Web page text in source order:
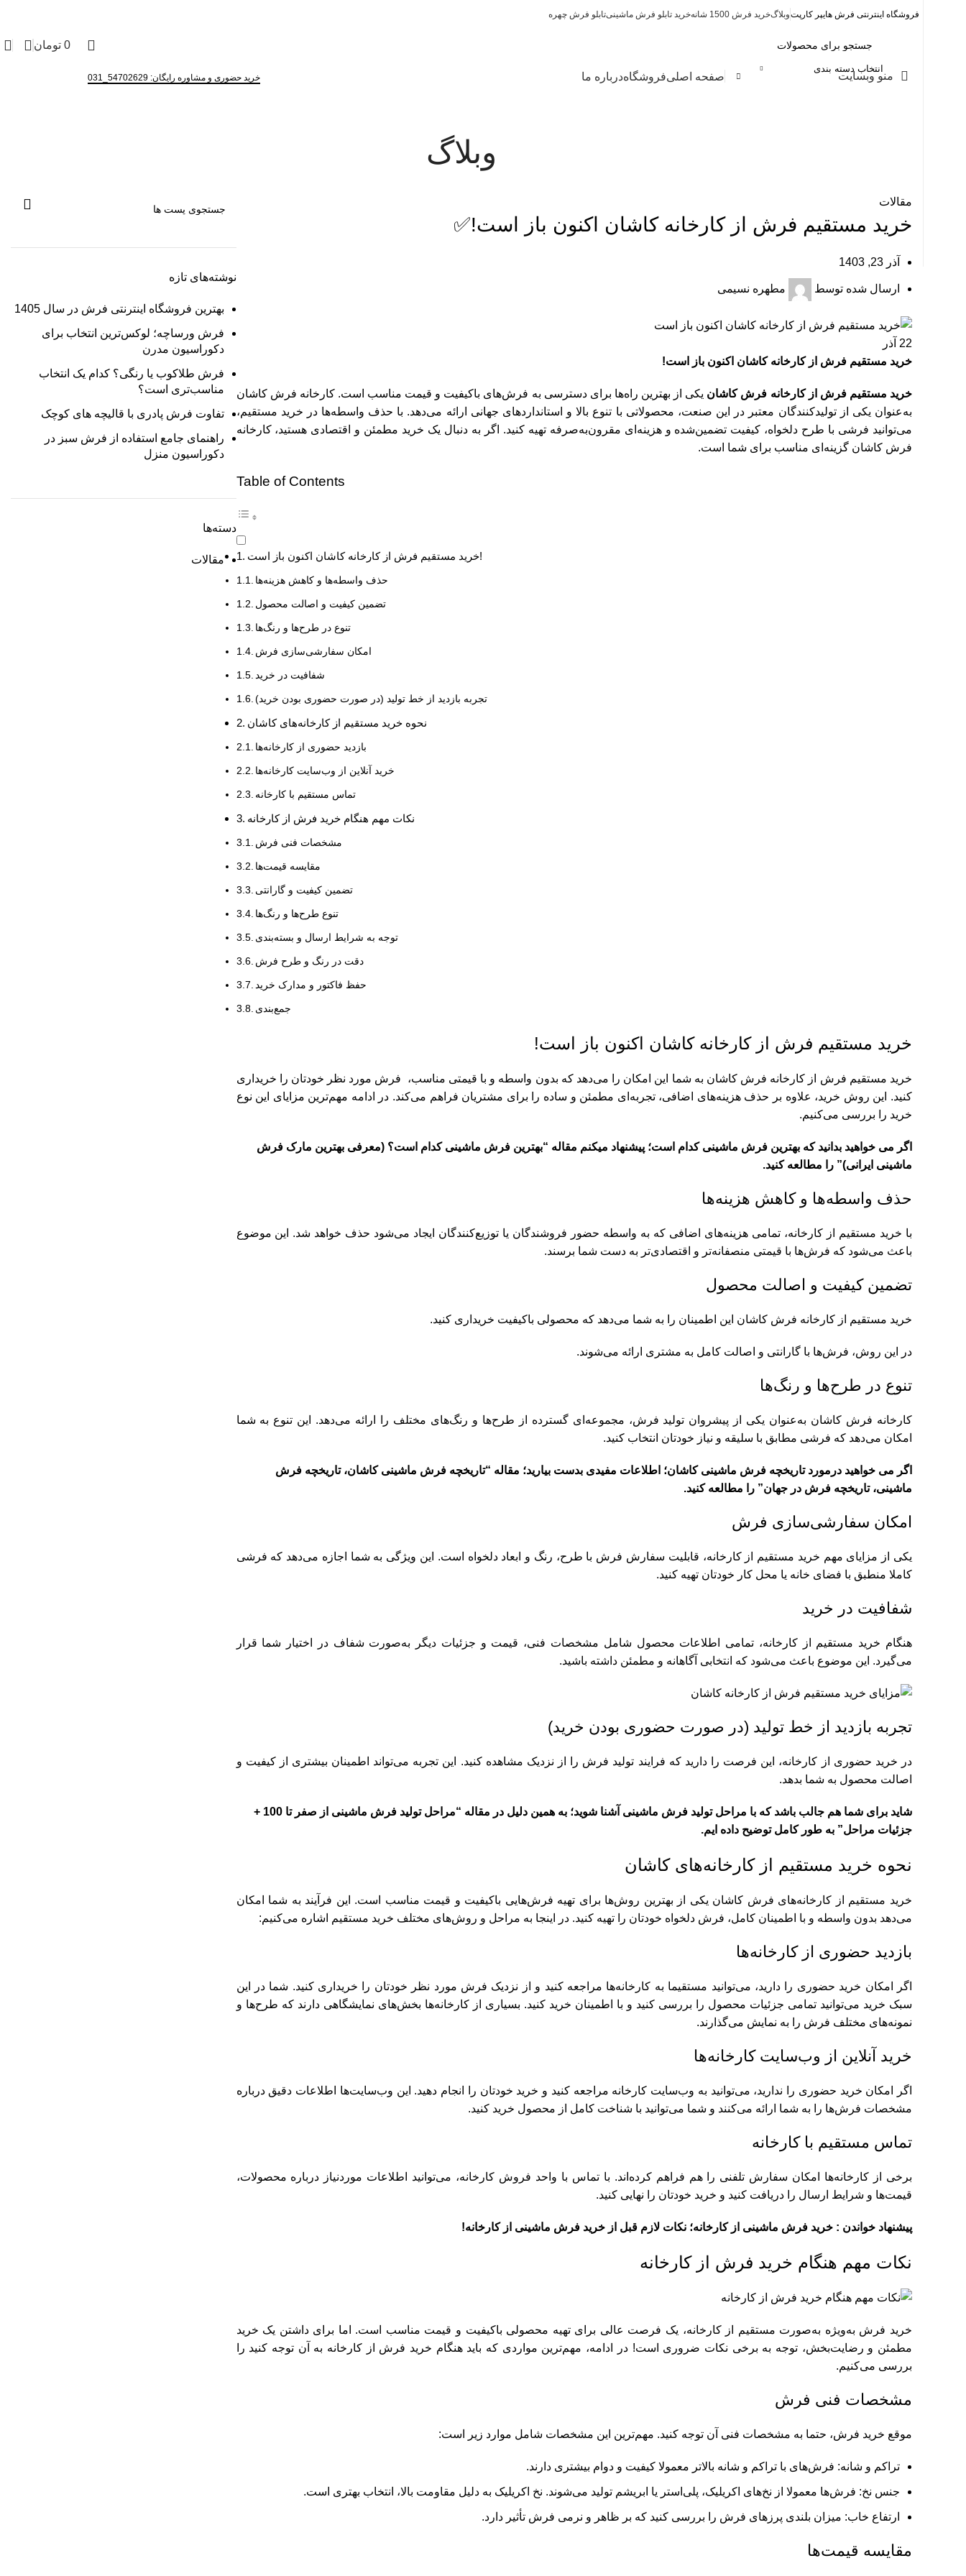
فروشگاه اینترنتی فرش هایپر کارپتوبلاگخرید فرش 1500 شانه خرید تابلو فرش ماشینیتابلو فرش چهره
انتخاب دسته بندی
0 تومان
منو وبسایت صفحه اصلیفروشگاهدرباره ما خرید حضوری و مشاوره رایگان: 54702629_031
وبلاگ
مقالات
خرید مستقیم فرش از کارخانه کاشان اکنون باز است!✅
آذر 23, 1403
ارسال شده توسط مطهره نسیمی
22 آذر
خرید مستقیم فرش از کارخانه کاشان اکنون باز است!
خرید مستقیم فرش از کارخانه فرش کاشان یکی از بهترین راه‌ها برای دسترسی به فرش‌های باکیفیت و قیمت مناسب است. کارخانه فرش کاشان
به‌عنوان یکی از تولیدکنندگان معتبر در این صنعت، محصولاتی با تنوع بالا و استانداردهای جهانی ارائه می‌دهد. با حذف واسطه‌ها در خرید مستقیم،
می‌توانید فرشی با طرح دلخواه، کیفیت تضمین‌شده و هزینه‌ای مقرون‌به‌صرفه تهیه کنید. اگر به دنبال یک خرید مطمئن و اقتصادی هستید، کارخانه
فرش کاشان گزینه‌ای مناسب برای شما است.
Table of Contents
خرید مستقیم فرش از کارخانه کاشان اکنون باز است!
حذف واسطه‌ها و کاهش هزینه‌ها
تضمین کیفیت و اصالت محصول
تنوع در طرح‌ها و رنگ‌ها
امکان سفارشی‌سازی فرش
شفافیت در خرید
تجربه بازدید از خط تولید (در صورت حضوری بودن خرید)
نحوه خرید مستقیم از کارخانه‌های کاشان
بازدید حضوری از کارخانه‌ها
خرید آنلاین از وب‌سایت کارخانه‌ها
تماس مستقیم با کارخانه
نکات مهم هنگام خرید فرش از کارخانه
مشخصات فنی فرش
مقایسه قیمت‌ها
تضمین کیفیت و گارانتی
تنوع طرح‌ها و رنگ‌ها
توجه به شرایط ارسال و بسته‌بندی
دقت در رنگ و طرح فرش
حفظ فاکتور و مدارک خرید
جمع‌بندی
خرید مستقیم فرش از کارخانه کاشان اکنون باز است!
خرید مستقیم فرش از کارخانه فرش کاشان به شما این امکان را می‌دهد که بدون واسطه و با قیمتی مناسب، فرش مورد نظر خودتان را خریداری
کنید. این روش خرید، علاوه بر حذف هزینه‌های اضافی، تجربه‌ای مطمئن و ساده را برای مشتریان فراهم می‌کند. در ادامه مهم‌ترین مزایای این نوع
خرید را بررسی می‌کنیم.
اگر می خواهید بدانید که بهترین فرش ماشینی کدام است؛ پیشنهاد میکنم مقاله “بهترین فرش ماشینی کدام است؟ (معرفی بهترین مارک فرش
ماشینی ایرانی)” را مطالعه کنید.
حذف واسطه‌ها و کاهش هزینه‌ها
با خرید مستقیم از کارخانه، تمامی هزینه‌های اضافی که به واسطه حضور فروشندگان یا توزیع‌کنندگان ایجاد می‌شود حذف خواهد شد. این موضوع
باعث می‌شود که فرش‌ها با قیمتی منصفانه‌تر و اقتصادی‌تر به دست شما برسند.
تضمین کیفیت و اصالت محصول
خرید مستقیم از کارخانه فرش کاشان این اطمینان را به شما می‌دهد که محصولی باکیفیت خریداری کنید.
در این روش، فرش‌ها با گارانتی و اصالت کامل به مشتری ارائه می‌شوند.
تنوع در طرح‌ها و رنگ‌ها
کارخانه فرش کاشان به‌عنوان یکی از پیشروان تولید فرش، مجموعه‌ای گسترده از طرح‌ها و رنگ‌های مختلف را ارائه می‌دهد. این تنوع به شما
امکان می‌دهد که فرشی مطابق با سلیقه و نیاز خودتان انتخاب کنید.
اگر می خواهید درمورد تاریخچه فرش ماشینی کاشان؛ اطلاعات مفیدی بدست بیارید؛ مقاله “تاریخچه فرش ماشینی کاشان، تاریخچه فرش
ماشینی، تاریخچه فرش در جهان” را مطالعه کنید.
امکان سفارشی‌سازی فرش
یکی از مزایای مهم خرید مستقیم از کارخانه، قابلیت سفارش فرش با طرح، رنگ و ابعاد دلخواه است. این ویژگی به شما اجازه می‌دهد که فرشی
کاملا منطبق با فضای خانه یا محل کار خودتان تهیه کنید.
شفافیت در خرید
هنگام خرید مستقیم از کارخانه، تمامی اطلاعات محصول شامل مشخصات فنی، قیمت و جزئیات دیگر به‌صورت شفاف در اختیار شما قرار
می‌گیرد. این موضوع باعث می‌شود که انتخابی آگاهانه و مطمئن داشته باشید.
تجربه بازدید از خط تولید (در صورت حضوری بودن خرید)
در خرید حضوری از کارخانه، این فرصت را دارید که فرایند تولید فرش را از نزدیک مشاهده کنید. این تجربه می‌تواند اطمینان بیشتری از کیفیت و
اصالت محصول به شما بدهد.
شاید برای شما هم جالب باشد که با مراحل تولید فرش ماشینی آشنا شوید؛ به همین دلیل در مقاله “
مراحل تولید فرش ماشینی از صفر تا 100 +
جزئیات مراحل” به طور کامل توضیح داده ایم.
نحوه خرید مستقیم از کارخانه‌های کاشان
خرید مستقیم از کارخانه‌های فرش کاشان یکی از بهترین روش‌ها برای تهیه فرش‌هایی باکیفیت و قیمت مناسب است. این فرآیند به شما امکان
می‌دهد بدون واسطه و با اطمینان کامل، فرش دلخواه خودتان را تهیه کنید. در اینجا به مراحل و روش‌های مختلف خرید مستقیم اشاره می‌کنیم:
بازدید حضوری از کارخانه‌ها
اگر امکان خرید حضوری را دارید، می‌توانید مستقیما به کارخانه‌ها مراجعه کنید و از نزدیک فرش مورد نظر خودتان را خریداری کنید. شما در این
سبک خرید می‌توانید تمامی جزئیات محصول را بررسی کنید و با اطمینان خرید کنید. بسیاری از کارخانه‌ها بخش‌های نمایشگاهی دارند که طرح‌ها و
نمونه‌های مختلف فرش را به نمایش می‌گذارند.
خرید آنلاین از وب‌سایت کارخانه‌ها
اگر امکان خرید حضوری را ندارید، می‌توانید به وب‌سایت‌ کارخانه مراجعه کنید و خرید خودتان را انجام دهید. این وب‌سایت‌ها اطلاعات دقیق درباره
مشخصات فرش‌ها را به شما ارائه می‌کنند و شما می‌توانید با شناخت کامل از محصول خرید کنید.
تماس مستقیم با کارخانه
برخی از کارخانه‌ها امکان سفارش تلفنی را هم فراهم کرده‌اند. با تماس با واحد فروش کارخانه، می‌توانید اطلاعات موردنیاز درباره محصولات،
قیمت‌ها و شرایط ارسال را دریافت کنید و خرید خودتان را نهایی کنید.
پیشنهاد خواندن : خرید فرش ماشینی از کارخانه؛ نکات لازم قبل از خرید فرش ماشینی از کارخانه!
نکات مهم هنگام خرید فرش از کارخانه
خرید فرش به‌ویژه به‌صورت مستقیم از کارخانه، یک فرصت عالی برای تهیه محصولی باکیفیت و قیمت مناسب است. اما برای داشتن یک خرید
مطمئن و رضایت‌بخش، توجه به برخی نکات ضروری است! در ادامه، مهم‌ترین مواردی که باید هنگام خرید فرش از کارخانه به آن توجه کنید را
بررسی می‌کنیم.
مشخصات فنی فرش
موقع خرید فرش، حتما به مشخصات فنی آن توجه کنید. مهم‌ترین این مشخصات شامل موارد زیر است:
تراکم و شانه: فرش‌های با تراکم و شانه بالاتر معمولا کیفیت و دوام بیشتری دارند.
جنس نخ: فرش‌ها معمولا از نخ‌های اکریلیک، پلی‌استر یا ابریشم تولید می‌شوند. نخ اکریلیک به دلیل مقاومت بالا، انتخاب بهتری است.
ارتفاع خاب: میزان بلندی پرزهای فرش را بررسی کنید که بر ظاهر و نرمی فرش تأثیر دارد.
مقایسه قیمت‌ها
نوشته‌های تازه
بهترین فروشگاه اینترنتی فرش در سال 1405
فرش ورساچه؛ لوکس‌ترین انتخاب برای
دکوراسیون مدرن
فرش طلاکوب یا رنگی؟ کدام یک انتخاب
مناسب‌تری است؟
تفاوت فرش پادری با قالیچه‌ های کوچک
راهنمای جامع استفاده از فرش سبز در
دکوراسیون منزل
دسته‌ها
مقالات